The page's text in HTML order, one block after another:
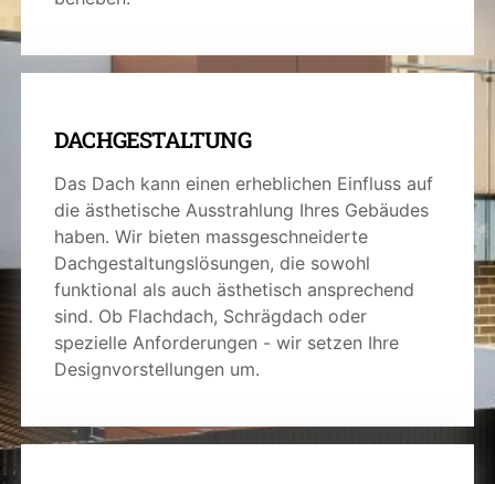
DACHGESTALTUNG
Das Dach kann einen erheblichen Einfluss auf
die ästhetische Ausstrahlung Ihres Gebäudes
haben. Wir bieten massgeschneiderte
Dachgestaltungslösungen, die sowohl
funktional als auch ästhetisch ansprechend
sind. Ob Flachdach, Schrägdach oder
spezielle Anforderungen - wir setzen Ihre
Designvorstellungen um.